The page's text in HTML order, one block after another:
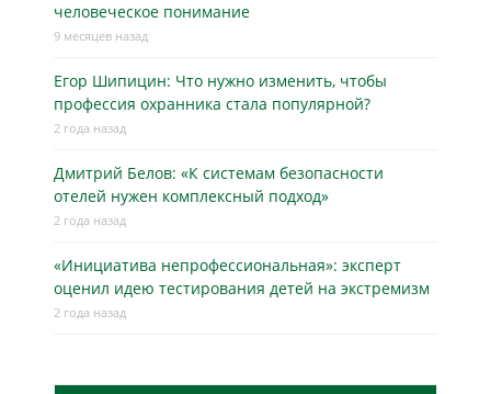
человеческое понимание
9 месяцев назад
Егор Шипицин: Что нужно изменить, чтобы
профессия охранника стала популярной?
2 года назад
Дмитрий Белов: «К системам безопасности
отелей нужен комплексный подход»
2 года назад
«Инициатива непрофессиональная»: эксперт
оценил идею тестирования детей на экстремизм
2 года назад